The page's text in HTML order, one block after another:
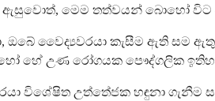
ඇසුවොත්, මෙම තත්වයන් බොහෝ විට
වෛද්‍යවරයා කැසීම ඇති සම
හේ උණ රෝගයක පෞද්ගලික
විශේෂිත උත්තේජක හඳුනා